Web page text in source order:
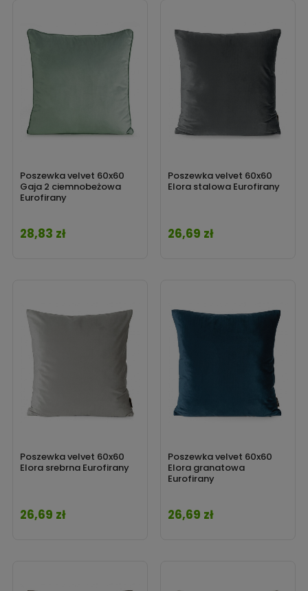
Poszewka velvet 60x60
Gaja 2 ciemnobeżowa
Eurofirany
Cena
28,83 zł
Poszewka velvet 60x60
Elora stalowa Eurofirany
Cena
26,69 zł
Poszewka velvet 60x60
Elora srebrna Eurofirany
Cena
26,69 zł
Poszewka velvet 60x60
Elora granatowa
Eurofirany
Cena
26,69 zł